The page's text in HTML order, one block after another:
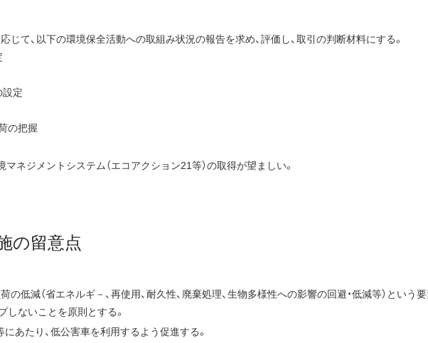
じて、以下の環境保全活動への取組み状況の報告を求め、評価し、取引の判断材料にする。
設定
の把握
ネジメントシステム（エコアクション21等）の取得が望ましい。
の留意点
の低減（省エネルギ－、再使用、耐久性、廃棄処理、生物多様性への影響の回避・低減等）という
しないことを原則とする。
あたり、低公害車を利用するよう促進する。